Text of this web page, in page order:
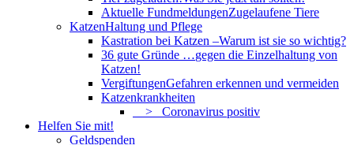
Aktuelle FundmeldungenZugelaufene Tiere
KatzenHaltung und Pflege
Kastration bei Katzen –Warum ist sie so wichtig?
36 gute Gründe …gegen die Einzelhaltung von
Katzen!
VergiftungenGefahren erkennen und vermeiden
Katzenkrankheiten
> Coronavirus positiv
Helfen Sie mit!
Geldspenden